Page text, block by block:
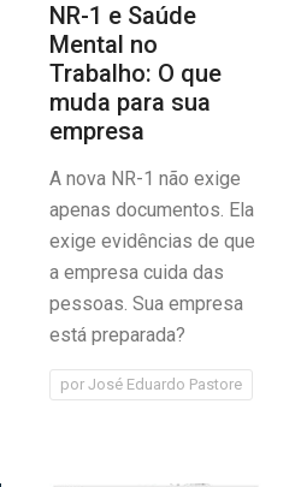
NR-1 e Saúde
Mental no
Trabalho: O que
muda para sua
empresa
A nova NR-1 não exige
apenas documentos. Ela
exige evidências de que
a empresa cuida das
pessoas. Sua empresa
está preparada?
porJosé Eduardo Pastore